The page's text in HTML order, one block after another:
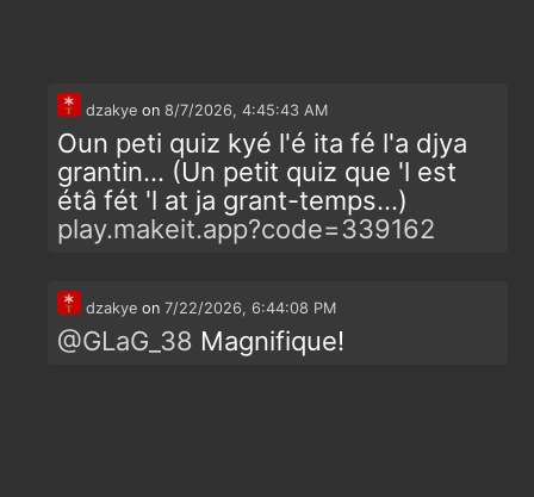
dzakye on 8/7/2026, 4:45:43 AM
Oun peti quiz kyé l'é ita fé l'a djya
grantin... (Un petit quiz que 'l est
étâ fét 'l at ja grant-temps...)
play.makeit.app?code=339162
dzakye on 7/22/2026, 6:44:08 PM
@GLaG_38 Magnifique!